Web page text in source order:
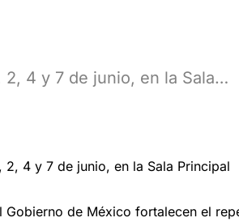
4 y 7 de junio, en la Sala…
4 y 7 de junio, en la Sala Principal
de México fortalecen el